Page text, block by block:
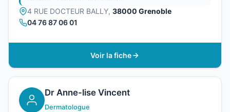
4 RUE DOCTEUR BALLY, 38000 Grenoble
04 76 87 06 01
Voir la fiche
Dr Anne-lise Vincent
Dermatologue